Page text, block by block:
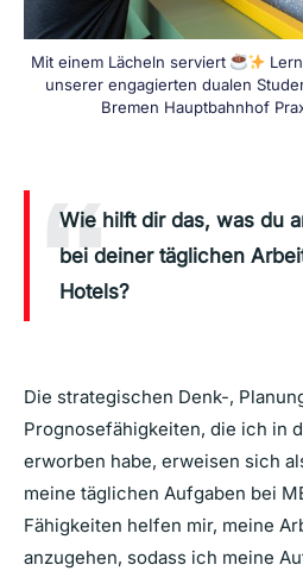
Mit einem Lächeln serviert
unserer engagierten dualen
Bremen Hauptbahnhof
Wie hilft dir das, was du
bei deiner täglichen
Hotels?
Die strategischen Denk-,
Prognosefähigkeiten, die ich in
erworben habe, erweisen sich
meine täglichen Aufgaben bei
Fähigkeiten helfen mir, meine
anzugehen, sodass ich meine